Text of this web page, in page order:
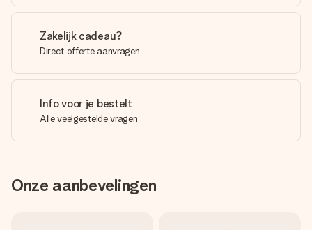
Zakelijk cadeau?
Direct offerte aanvragen
Info voor je bestelt
Alle veelgestelde vragen
Onze aanbevelingen